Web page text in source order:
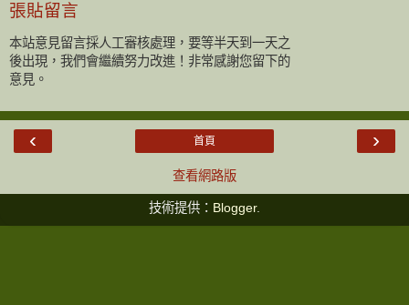
張貼留言
本站意見留言採人工審核處理，要等半天到一天之
後出現，我們會繼續努力改進！非常感謝您留下的
意見。
‹ ›
首頁
查看網路版
技術提供： Blogger.